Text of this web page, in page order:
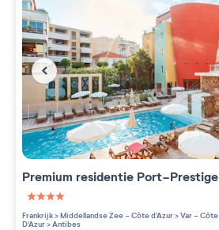
Premium residentie Port-Prestige
4 étoiles sur 5
Frankrijk>Middellandse Zee - Côte d'Azur>Var - Côte
D'Azur>Antibes